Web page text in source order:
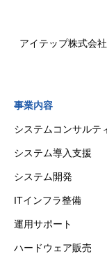
アイテップ株式会
事業内容
システムコンサルテ
システム導入支援
システム開発
ITインフラ整備
運用サポート
ハードウェア販売